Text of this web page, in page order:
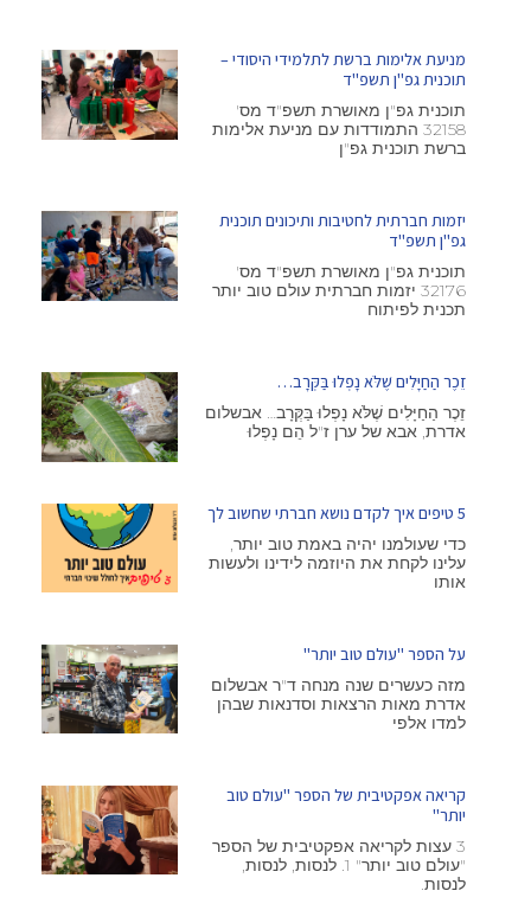
מניעת אלימות ברשת לתלמידי היסודי –
תוכנית גפ"ן תשפ"ד
תוכנית גפ"ן מאושרת תשפ"ד מס'
32158 התמודדות עם מניעת אלימות
ברשת תוכנית גפ"ן
יזמות חברתית לחטיבות ותיכונים תוכנית
גפ"ן תשפ"ד
תוכנית גפ"ן מאושרת תשפ"ד מס'
32176 יזמות חברתית עולם טוב יותר
תכנית לפיתוח
זֵכֶר הַחַיָּלִים שֶׁלֹּא נָפְלוּ בַּקְּרָב…
זֵכֶר הַחַיָּלִים שֶׁלֹּא נָפְלוּ בַּקְּרָב… אבשלום
אדרת, אבא של ערן ז"ל הֵם נָפְלוּ
5 טיפים איך לקדם נושא חברתי שחשוב לך
כדי שעולמנו יהיה באמת טוב יותר,
עלינו לקחת את היוזמה לידינו ולעשות
אותו
על הספר "עולם טוב יותר"
מזה כעשרים שנה מנחה ד"ר אבשלום
אדרת מאות הרצאות וסדנאות שבהן
למדו אלפי
קריאה אפקטיבית של הספר "עולם טוב
יותר"
3 עצות לקריאה אפקטיבית של הספר
"עולם טוב יותר" 1. לנסות, לנסות,
לנסות.